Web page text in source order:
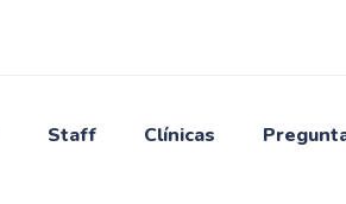
Staff Clínicas